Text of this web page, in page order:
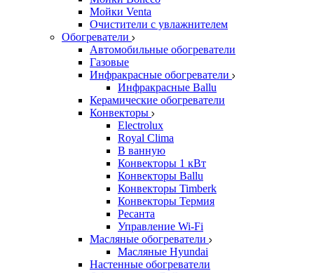
Мойки Venta
Очистители с увлажнителем
Обогреватели
Автомобильные обогреватели
Газовые
Инфракрасные обогреватели
Инфракрасные Ballu
Керамические обогреватели
Конвекторы
Electrolux
Royal Clima
В ванную
Конвекторы 1 кВт
Конвекторы Ballu
Конвекторы Timberk
Конвекторы Термия
Ресанта
Управление Wi-Fi
Масляные обогреватели
Масляные Hyundai
Настенные обогреватели